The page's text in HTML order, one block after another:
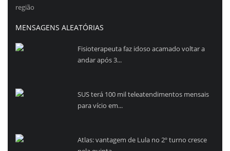
região
MENSAGENS ALEATÓRIAS
Fisioterapeuta faz idoso acamado voltar a
andar após 3...
SUS terá 100 mil teleatendimentos mensais
para vício em...
Atlas: vantagem de Lula no 2º turno cresce